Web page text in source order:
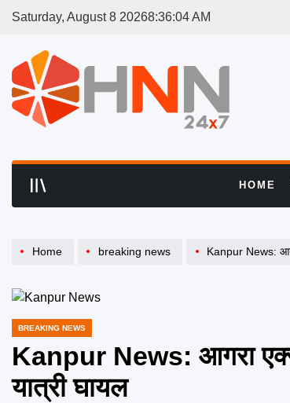
Saturday, August 8 20268:36:04AM
HOME
Home breaking news Kanpur News:
POSTED
BREAKING NEWS
Kanpur News: आगरा
यात्री घायल